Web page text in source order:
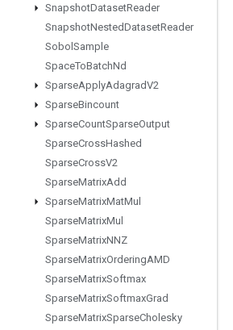
SnapshotDatasetReader
SnapshotNestedDatasetReader
Sobol Sample
SpaceToBatchNd
SparseApplyAdagradV2
SparseBincount
SparseCountSparseOutput
SparseCrossHashed
SparseCrossV2
SparseMatrixAdd
SparseMatrixMatMul
SparseMatrixMul
SparseMatrixNNZ
SparseMatrixOrderingAMD
SparseMatrixSoftmax
SparseMatrixSoftmaxGrad
SparseMatrixSparseCholesky